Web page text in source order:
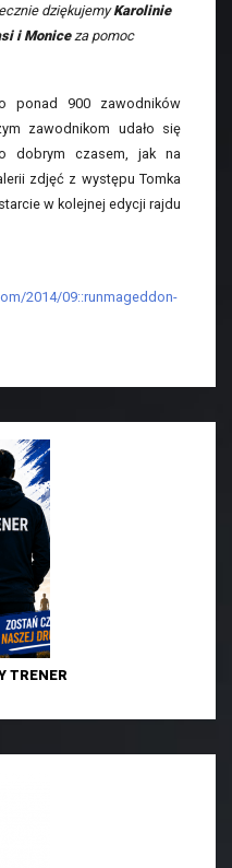
dziękujemyKarolinie
i Moniceza pomoc
ponad 900 zawodników
zawodnikom udało się
dobrym czasem, jak na
zdjęć z występu Tomka
w kolejnej edycji rajdu
2014/09::runmageddon-
TRENER